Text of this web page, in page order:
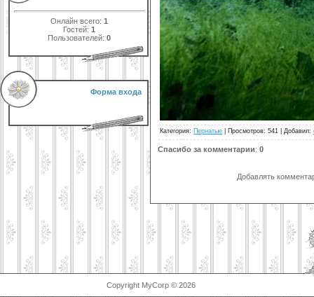
Онлайн всего:1
Гостей:1
Пользователей:0
Форма входа
Категория: Пернатые Просмотров: 541 | Добавил:
Спасибо за комментарии: 0
Добавлять
Copyright MyCorp © 2026